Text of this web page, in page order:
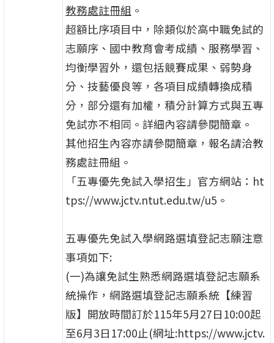
教務處註冊組 。
超額比序項目中，除類似於高中職免試的
志願序、國中教育會考成績、服務學習、
均衡學習外，還包括競賽成果、弱勢身
分、技藝優良等，各項目成績轉換成積
分，部分還有加權，積分計算方式與五專
免試亦不相同。詳細內容請參閱簡章。
其他招生內容亦請參閱簡章，報名請洽教
務處註冊組。
「五專優先免試入學招生」官方網站：ht
tps://www.jctv.ntut.edu.tw/u5。
五專優先免試入學網路選填登記志願注意
事項如下:
(一)為讓免試生熟悉網路選填登記志願系
統操作，網路選填登記志願系統【練習
版】開放時間訂於115年5月27日10:00起
至6月3日17:00止(網址:https://www.jctv.